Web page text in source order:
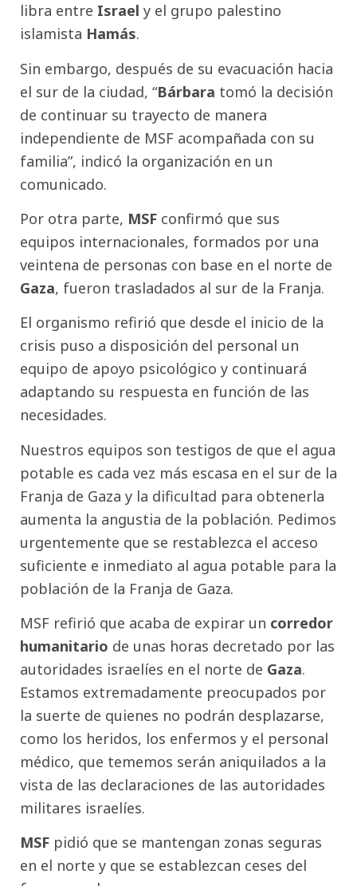
libra entre Israel y el grupo palestino
islamista Hamás.
Sin embargo, después de su evacuación hacia
el sur de la ciudad, “Bárbara tomó la decisión
de continuar su trayecto de manera
independiente de MSF acompañada con su
familia”, indicó la organización en un
comunicado.
Por otra parte, MSF confirmó que sus
equipos internacionales, formados por una
veintena de personas con base en el norte de
Gaza, fueron trasladados al sur de la Franja.
El organismo refirió que desde el inicio de la
crisis puso a disposición del personal un
equipo de apoyo psicológico y continuará
adaptando su respuesta en función de las
necesidades.
Nuestros equipos son testigos de que el agua
potable es cada vez más escasa en el sur de la
Franja de Gaza y la dificultad para obtenerla
aumenta la angustia de la población. Pedimos
urgentemente que se restablezca el acceso
suficiente e inmediato al agua potable para la
población de la Franja de Gaza.
MSF refirió que acaba de expirar un corredor
humanitario de unas horas decretado por las
autoridades israelíes en el norte de Gaza.
Estamos extremadamente preocupados por
la suerte de quienes no podrán desplazarse,
como los heridos, los enfermos y el personal
médico, que tememos serán aniquilados a la
vista de las declaraciones de las autoridades
militares israelíes.
MSF pidió que se mantengan zonas seguras
en el norte y que se establezcan ceses del